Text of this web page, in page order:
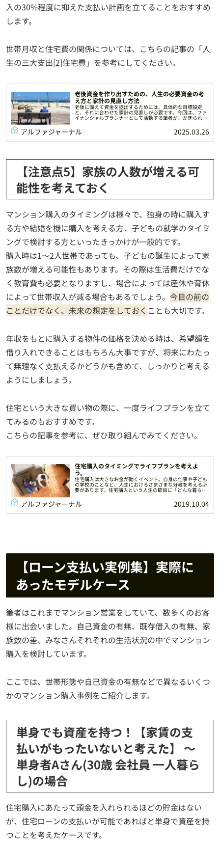
入の30%程度に抑えた支払い計画を立てることをおすすめ
します。
世帯月収と住宅費の関係については、こちらの記事の「人
生の三大支出[2]住宅費」を参考にしてください。
老後資金を作り出すための、人生の必要資金の考
え方と家計の見直し方法
老後に備えて資金を捻出するためには、具体的な目標設定
と、それに合わせた家計の見直しが必要です。今回は、ファ
イナンシャルプランナーとして活動する筆者が、かぎられた
し方法について解説します。
アルファジャーナル 2025.03.26
【注意点5】家族の人数が増える可
能性を考えておく
マンション購入のタイミングは様々で、独身の時に購入す
る方や結婚を機に購入を考える方、子どもの就学のタイミ
ングで検討する方といったきっかけが一般的です。
購入時は1～2人世帯であっても、子どもの誕生によって家
族数が増える可能性もあります。その際は生活費だけでな
く教育費も必要となりますし、場合によっては産休や育休
によって世帯収入が減る場合もあるでしょう。 今目の前の
ことだけでなく、未来の想定をしておく ことも大切です。
年収をもとに購入する物件の価格を決める時は、希望額を
借り入れできることはもちろん大事ですが、将来にわたっ
て無理なく支払えるかどうかも含めて、しっかりと考える
ようにしましょう。
住宅という大きな買い物の際に、一度ライフプランを立て
てみるのもおすすめです。
こちらの記事を参考に、ぜひ取り組んでみてください。
住宅購入のタイミングでライフプランを考えよ
う。
住宅購入は大きなお金が動くイベント。自身の仕事や子ども
の学校のことなど、人生におけるさまざまな分岐を考える必
要があります。住宅購入という人生の節目に「どんな暮らし
作り方や考え方について解説します。
アルファジャーナル 2019.10.04
【ローン支払い実例集】実際に
あったモデルケース
筆者はこれまでマンション営業をしていて、数多くのお客
様に出会いました。自己資金の有無、既存借入の有無、家
族数の差、みなさんそれぞれの生活状況の中でマンション
購入を検討しています。
ここでは、世帯形態や自己資金の有無などで異なるいくつ
かのマンション購入事例をご紹介します。
単身でも資産を持つ！【家賃の支
払いがもったいないと考えた】 ～
単身者Aさん(30歳 会社員 一人暮ら
し)の場合
住宅購入にあたって頭金を入れられるほどの貯金はない
が、住宅ローンの支払いが可能であればと単身で資産を持
つことを考えたケースです。